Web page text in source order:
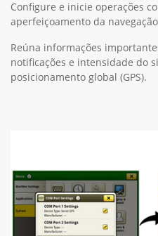
Configure e inicie operações
aperfeiçoamento da
Reúna informações
notificações e intensidade do
posicionamento global (GPS).